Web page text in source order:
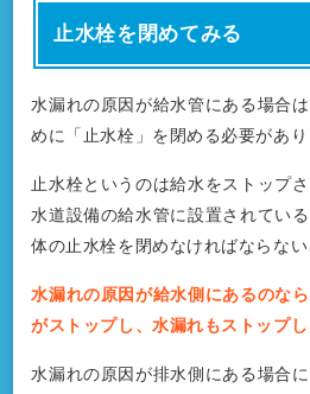
止水栓を閉めてみる
水漏れの原因が給水管にある場合
めに「止水栓」を閉める必要があり
止水栓というのは給水をストップ
水道設備の給水管に設置されてい
体の止水栓を閉めなければならない
水漏れの原因が給水側にあるのな
がストップし、水漏れもストップし
水漏れの原因が排水側にある場合